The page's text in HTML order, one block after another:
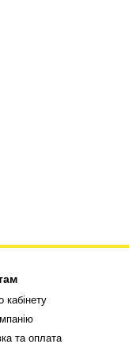
кабінету
та оплата